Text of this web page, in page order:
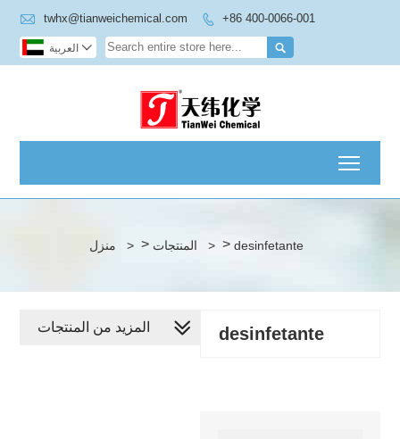
 twhx@tianweichemical.com  +86 400-0066-001
 العربية 
منزل > > المنتجات > > desinfetante
desinfetante المزيد من المنتجات